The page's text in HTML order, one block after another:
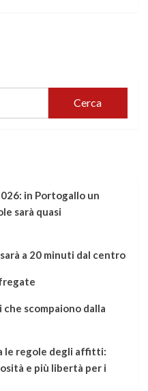
Cerca
in Portogallo un
sarà quasi
a 20 minuti dal centro
scompaiono dalla
le regole degli affitti:
e più libertà per i